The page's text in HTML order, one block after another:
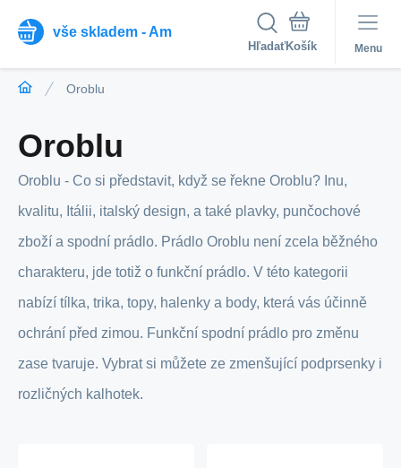
vše skladem - Am
Hľadať Menu
Oroblu
Oroblu
Oroblu - Co si představit, když se řekne Oroblu? Inu,
kvalitu, Itálii, italský design, a také plavky, punčochové
zboží a spodní prádlo. Prádlo Oroblu není zcela běžného
charakteru, jde totiž o funkční prádlo. V této kategorii
nabízí tílka, trika, topy, halenky a body, která vás účinně
ochrání před zimou. Funkční spodní prádlo pro změnu
zase tvaruje. Vybrat si můžete ze zmenšující podprsenky i
rozličných kalhotek.